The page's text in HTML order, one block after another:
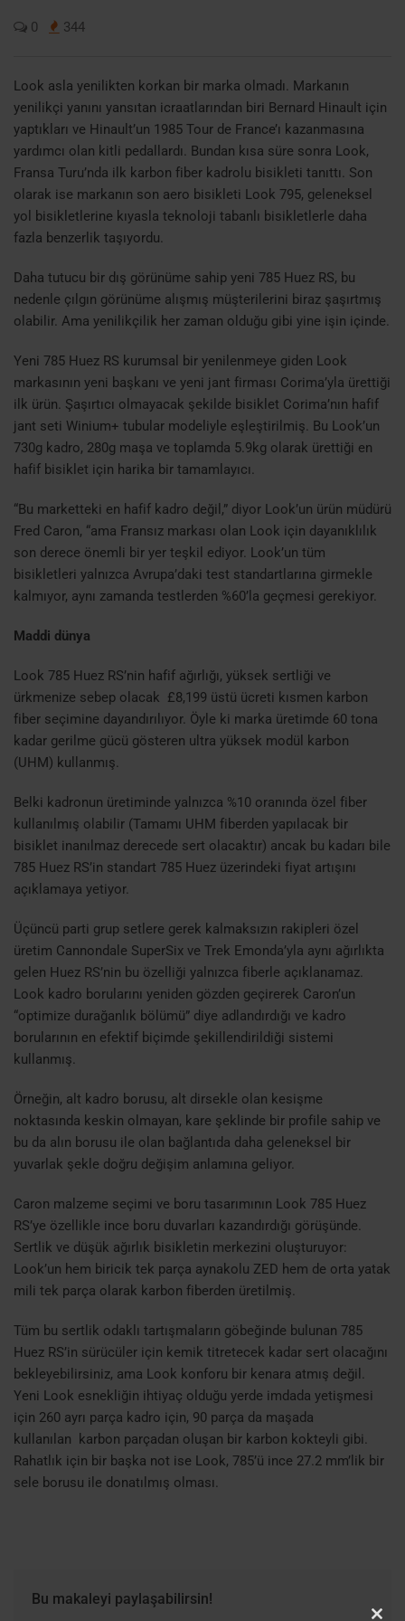
0 344
Look asla yenilikten korkan bir marka olmadı. Markanın
yenilikçi yanını yansıtan icraatlarından biri Bernard Hinault için
yaptıkları ve Hinault’un 1985 Tour de France’ı kazanmasına
yardımcı olan kitli pedallardı. Bundan kısa süre sonra Look,
Fransa Turu’nda ilk karbon fiber kadrolu bisikleti tanıttı. Son
olarak ise markanın son aero bisikleti Look 795, geleneksel
yol bisikletlerine kıyasla teknoloji tabanlı bisikletlerle daha
fazla benzerlik taşıyordu.
Daha tutucu bir dış görünüme sahip yeni 785 Huez RS, bu
nedenle çılgın görünüme alışmış müşterilerini biraz şaşırtmış
olabilir. Ama yenilikçilik her zaman olduğu gibi yine işin içinde.
Yeni 785 Huez RS kurumsal bir yenilenmeye giden Look
markasının yeni başkanı ve yeni jant firması Corima’yla ürettiği
ilk ürün. Şaşırtıcı olmayacak şekilde bisiklet Corima’nın hafif
jant seti Winium+ tubular modeliyle eşleştirilmiş. Bu Look’un
730g kadro, 280g maşa ve toplamda 5.9kg olarak ürettiği en
hafif bisiklet için harika bir tamamlayıcı.
“Bu marketteki en hafif kadro değil,” diyor Look’un ürün müdürü
Fred Caron, “ama Fransız markası olan Look için dayanıklılık
son derece önemli bir yer teşkil ediyor. Look’un tüm
bisikletleri yalnızca Avrupa’daki test standartlarına girmekle
kalmıyor, aynı zamanda testlerden %60’la geçmesi gerekiyor.
Maddi dünya
Look 785 Huez RS’nin hafif ağırlığı, yüksek sertliği ve
ürkmenize sebep olacak £8,199 üstü ücreti kısmen karbon
fiber seçimine dayandırılıyor. Öyle ki marka üretimde 60 tona
kadar gerilme gücü gösteren ultra yüksek modül karbon
(UHM) kullanmış.
Belki kadronun üretiminde yalnızca %10 oranında özel fiber
kullanılmış olabilir (Tamamı UHM fiberden yapılacak bir
bisiklet inanılmaz derecede sert olacaktır) ancak bu kadarı bile
785 Huez RS’in standart 785 Huez üzerindeki fiyat artışını
açıklamaya yetiyor.
Üçüncü parti grup setlere gerek kalmaksızın rakipleri özel
üretim Cannondale SuperSix ve Trek Emonda’yla aynı ağırlıkta
gelen Huez RS’nin bu özelliği yalnızca fiberle açıklanamaz.
Look kadro borularını yeniden gözden geçirerek Caron’un
“optimize durağanlık bölümü” diye adlandırdığı ve kadro
borularının en efektif biçimde şekillendirildiği sistemi
kullanmış.
Örneğin, alt kadro borusu, alt dirsekle olan kesişme
noktasında keskin olmayan, kare şeklinde bir profile sahip ve
bu da alın borusu ile olan bağlantıda daha geleneksel bir
yuvarlak şekle doğru değişim anlamına geliyor.
Caron malzeme seçimi ve boru tasarımının Look 785 Huez
RS’ye özellikle ince boru duvarları kazandırdığı görüşünde.
Sertlik ve düşük ağırlık bisikletin merkezini oluşturuyor:
Look’un hem biricik tek parça aynakolu ZED hem de orta yatak
mili tek parça olarak karbon fiberden üretilmiş.
Tüm bu sertlik odaklı tartışmaların göbeğinde bulunan 785
Huez RS’in sürücüler için kemik titretecek kadar sert olacağını
bekleyebilirsiniz, ama Look konforu bir kenara atmış değil.
Yeni Look esnekliğin ihtiyaç olduğu yerde imdada yetişmesi
için 260 ayrı parça kadro için, 90 parça da maşada
kullanılan karbon parçadan oluşan bir karbon kokteyli gibi.
Rahatlık için bir başka not ise Look, 785’ü ince 27.2 mm’lik bir
sele borusu ile donatılmış olması.
Bu makaleyi paylaşabilirsin!